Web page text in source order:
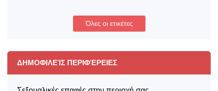
Όλες οι ετικέτες
ΔΗΜΟΦΙΛΕΊΣ ΠΕΡΙΦΈΡΕΙΕΣ